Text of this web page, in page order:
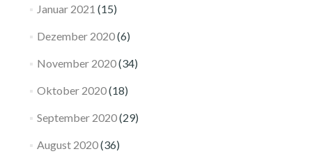
Januar 2021 (15)
Dezember 2020(6)
November 2020(34)
Oktober 2020(18)
September 2020(29)
August 2020(36)